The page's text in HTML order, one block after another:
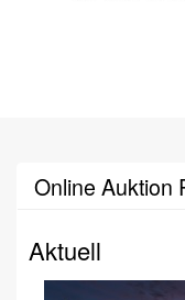
Online Auktion
Aktuell